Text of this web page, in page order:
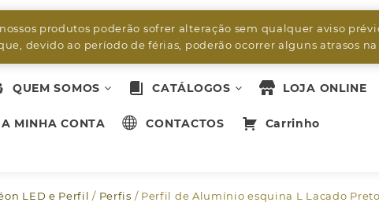
produtos poderão sofrer alteração sem qualquer aviso
devido ao período de férias, poderão ocorrer alguns atrasos
QUEM SOMOS CATÁLOGOS LOJA ONLINE
A MINHA CONTA CONTACTOS Carrinho
LED e Perfil / Perfis / Perfil de Alumínio esquina L Lacado